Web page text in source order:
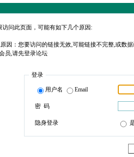
问此页面，可能有如下几个原因:
因：您要访问的链接无效,可能链接不完整,或数
员,请先登录论坛
登录
用户名 Email
密 码
隐身登录